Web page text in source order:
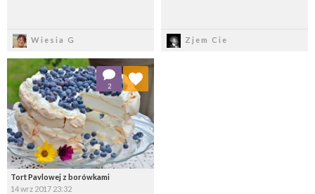
Wiesia G Zjem Cie
Tort Pavlowej z borówkami
14 wrz 2017 23:32
2
Dodaj do ulubionych
Wybierz listę: